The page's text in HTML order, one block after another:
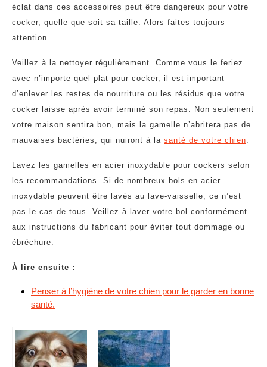
éclat dans ces accessoires peut être dangereux pour votre
cocker, quelle que soit sa taille. Alors faites toujours
attention.
Veillez à la nettoyer régulièrement. Comme vous le feriez
avec n’importe quel plat pour cocker, il est important
d’enlever les restes de nourriture ou les résidus que votre
cocker laisse après avoir terminé son repas. Non seulement
votre maison sentira bon, mais la gamelle n’abritera pas de
mauvaises bactéries, qui nuiront à la santé de votre chien
Lavez les gamelles en acier inoxydable pour cockers selon
les recommandations. Si de nombreux bols en acier
inoxydable peuvent être lavés au lave-vaisselle, ce n’est
pas le cas de tous. Veillez à laver votre bol conformément
aux instructions du fabricant pour éviter tout dommage ou
ébréchure.
À lire ensuite :
Penser à l’hygiène de votre chien pour le garder en bonne
santé.